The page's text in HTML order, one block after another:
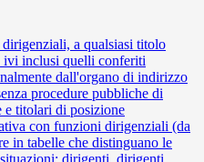
a qualsiasi titolo
ivi inclusi quelli conferiti
dall'organo di indirizzo
procedure pubbliche di
e titolari di posizione
con funzioni dirigenziali (da
in tabelle che distinguano le